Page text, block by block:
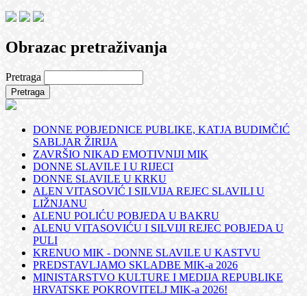
Obrazac pretraživanja
Pretraga
DONNE POBJEDNICE PUBLIKE, KATJA BUDIMČIĆ
SABLJAR ŽIRIJA
ZAVRŠIO NIKAD EMOTIVNIJI MIK
DONNE SLAVILE I U RIJECI
DONNE SLAVILE U KRKU
ALEN VITASOVIĆ I SILVIJA REJEC SLAVILI U
LIŽNJANU
ALENU POLIĆU POBJEDA U BAKRU
ALENU VITASOVIĆU I SILVIJI REJEC POBJEDA U
PULI
KRENUO MIK - DONNE SLAVILE U KASTVU
PREDSTAVLJAMO SKLADBE MIK-a 2026
MINISTARSTVO KULTURE I MEDIJA REPUBLIKE
HRVATSKE POKROVITELJ MIK-a 2026!